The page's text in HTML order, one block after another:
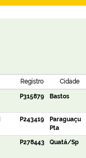
Registro Cidade
P315879 Bastos
P243419
Paraguaçu
Pta
P278443 Quatá/Sp